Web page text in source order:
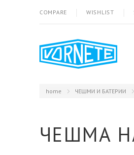
COMPARE WISHLIST
home ЧЕШМИ И БАТЕРИИ
ЧЕШМА